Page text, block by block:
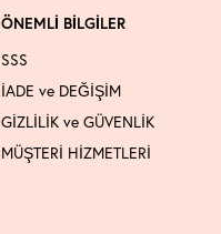
ÖNEMLİ BİLGİLER
SSS
İADE ve DEĞİŞİM
GİZLİLİK ve GÜVENLİK
MÜŞTERİ HİZMETLERİ